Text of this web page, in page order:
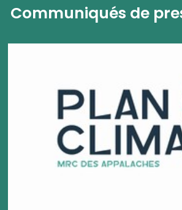
Communiqués de